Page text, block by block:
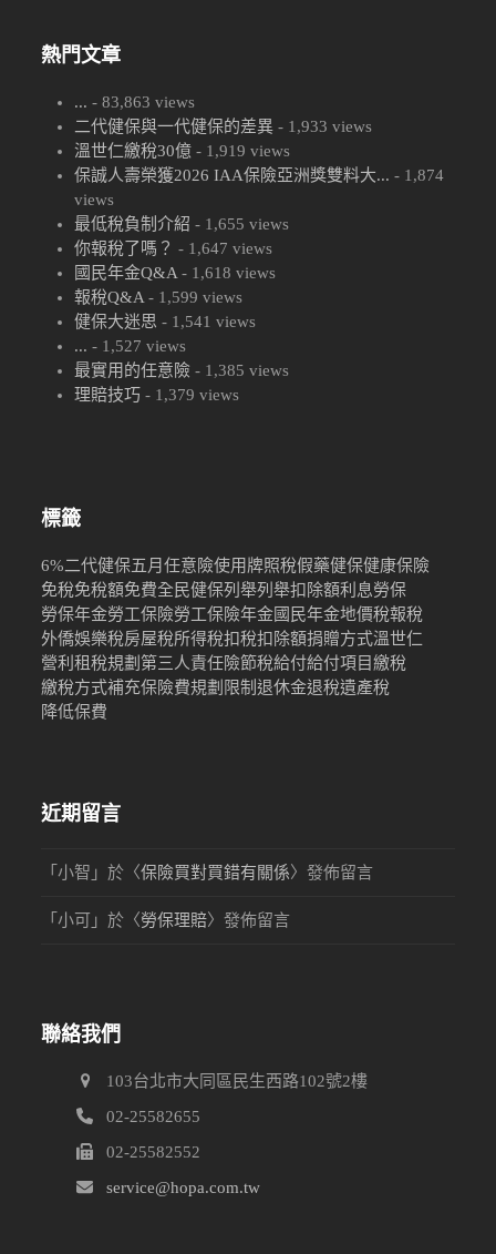
熱門文章
... - 83,863 views
二代健保與一代健保的差異 - 1,933 views
溫世仁繳稅30億 - 1,919 views
保誠人壽榮獲2026 IAA保險亞洲獎雙料大... - 1,874
views
最低稅負制介紹 - 1,655 views
你報稅了嗎？ - 1,647 views
國民年金Q&A - 1,618 views
報稅Q&A - 1,599 views
健保大迷思 - 1,541 views
... - 1,527 views
最實用的任意險 - 1,385 views
理賠技巧 - 1,379 views
標籤
6%二代健保五月任意險使用牌照稅假藥健保健康保險
免稅免稅額免費全民健保列舉列舉扣除額利息勞保
勞保年金勞工保險勞工保險年金國民年金地價稅報稅
外僑娛樂稅房屋稅所得稅扣稅扣除額捐贈方式溫世仁
營利租稅規劃 第三人責任險節稅給付給付項目繳稅
繳稅方式補充保險費規劃限制退休金退稅遺產稅
降低保費
近期留言
「小智 」於〈保險買對買錯有關係〉發佈留言
「小可 」於〈勞保理賠〉發佈留言
聯絡我們
103台北市大同區民生西路102號2樓
02-25582655
02-25582552
service@hopa.com.tw